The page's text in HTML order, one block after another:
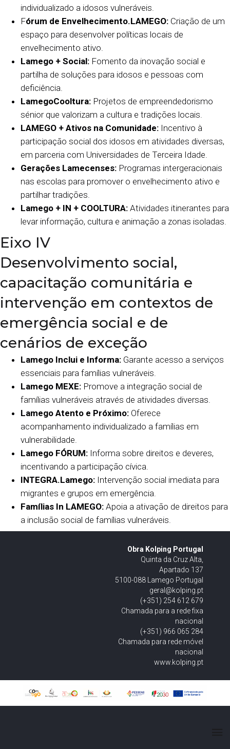
individualizado a idosos vulneráveis.
Fórum de Envelhecimento.LAMEGO: Criação de um
espaço para desenvolver políticas locais de
envelhecimento ativo.
Lamego + Social: Fomento da inovação social e
partilha de soluções para idosos e pessoas com
deficiência.
LamegoCooltura: Projetos de empreendedorismo
sénior que valorizam a cultura e tradições locais.
LAMEGO + Ativos na Comunidade: Incentivo à
participação social dos idosos em atividades diversas,
em parceria com Universidades de Terceira Idade.
Gerações Lamecenses: Programas intergeracionais
nas escolas para promover o envelhecimento ativo e
partilhar tradições.
Lamego + IN + COOLTURA: Atividades itinerantes para
levar informação, cultura e animação a zonas isoladas.
Eixo IV
Desenvolvimento social,
capacitação comunitária e
intervenção em contextos de
emergência social e de
cenários de exceção
Lamego Inclui e Informa: Garante acesso a serviços
essenciais para famílias vulneráveis.
Lamego MEXE: Promove a integração social de
famílias vulneráveis através de atividades diversas.
Lamego Atento e Próximo: Oferece
acompanhamento individualizado a famílias em
vulnerabilidade.
Lamego FÓRUM: Informa sobre direitos e deveres,
incentivando a participação cívica.
INTEGRA.Lamego: Intervenção social imediata para
migrantes e grupos em emergência.
Famílias In LAMEGO: Apoia a ativação de direitos para
a inclusão social de famílias vulneráveis.
Obra Kolping Portugal
Quinta da Cruz Alta,
Apartado 137
5100-088 Lamego Portugal
geral@kolping.pt
(+351) 254 612 679
Chamada para a rede fixa
nacional
(+351) 966 065 284
Chamada para rede móvel
nacional
www.kolping.pt